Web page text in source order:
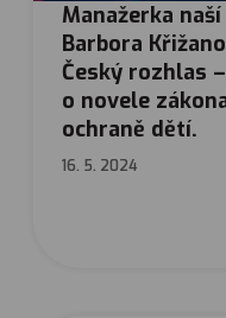
Manažerka
Barbora
Český rozhlas
o novele
ochraně dětí.
16. 5. 2024